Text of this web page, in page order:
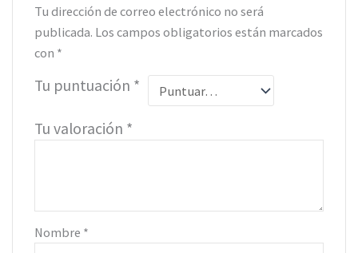
Tu dirección de correo electrónico no será
publicada. Los campos obligatorios están marcados
con *
Tu puntuación *
Tu valoración *
Nombre *